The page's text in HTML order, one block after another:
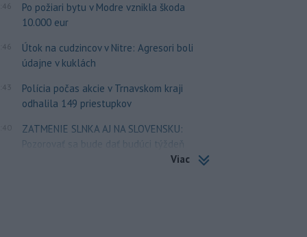
Po požiari bytu v Modre vznikla škoda
10.000 eur
Útok na cudzincov v Nitre: Agresori boli
údajne v kuklách
Polícia počas akcie v Trnavskom kraji
odhalila 149 priestupkov
ZATMENIE SLNKA AJ NA SLOVENSKU:
Pozorovať sa bude dať budúci týždeň
Viac